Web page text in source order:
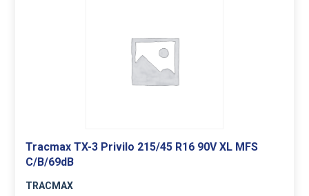
Tracmax TX-3 Privilo 215/45 R16 90V XL MFS
C/B/69dB
TRACMAX